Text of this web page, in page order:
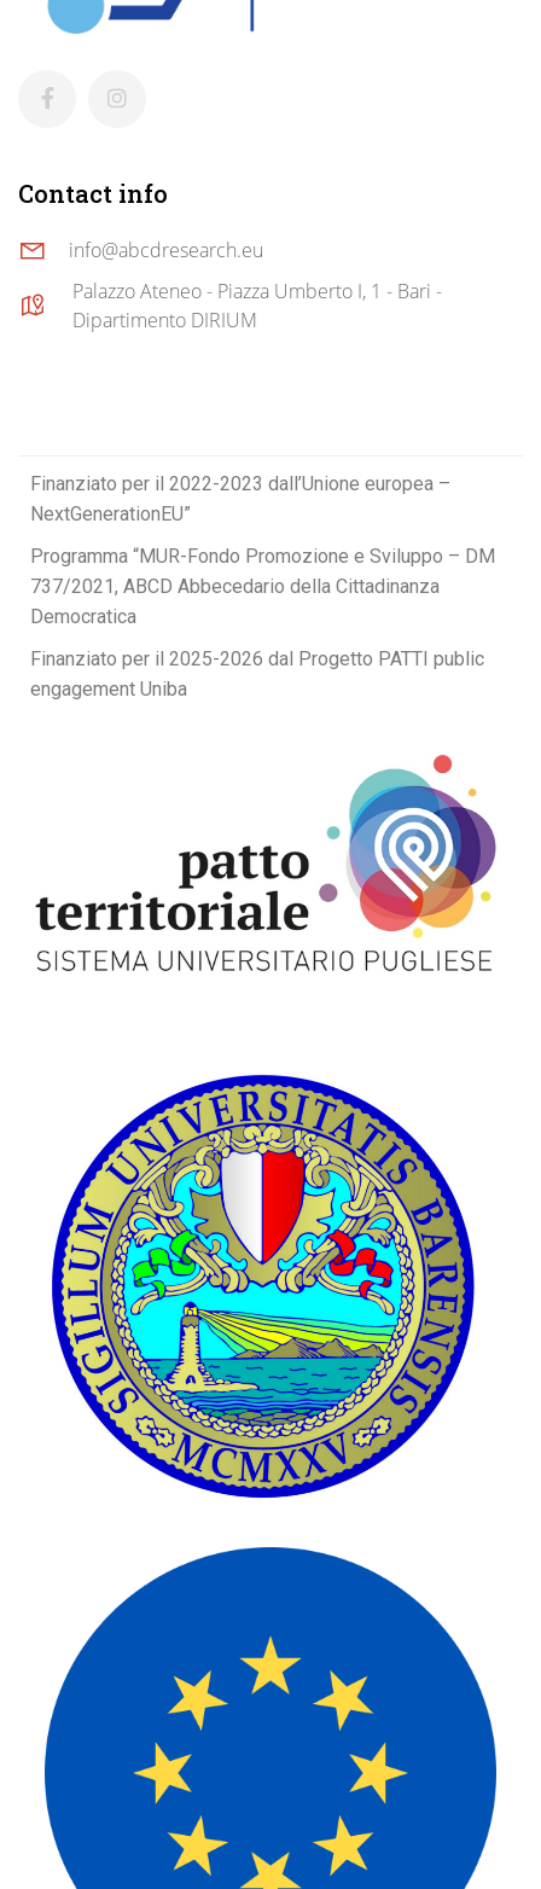
Contact info
info@abcdresearch.eu
Palazzo Ateneo - Piazza Umberto I, 1 - Bari -
Dipartimento DIRIUM
Finanziato per il 2022-2023 dall’Unione europea –
NextGenerationEU”
Programma “MUR-Fondo Promozione e Sviluppo – DM
737/2021, ABCD Abbecedario della Cittadinanza
Democratica
Finanziato per il 2025-2026 dal Progetto PATTI public
engagement Uniba